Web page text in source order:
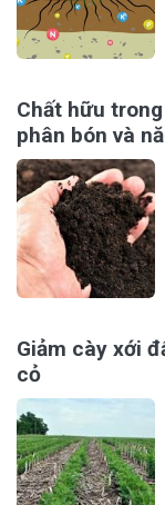
Chất hữu
phân bón và
Giảm cày xới
cỏ